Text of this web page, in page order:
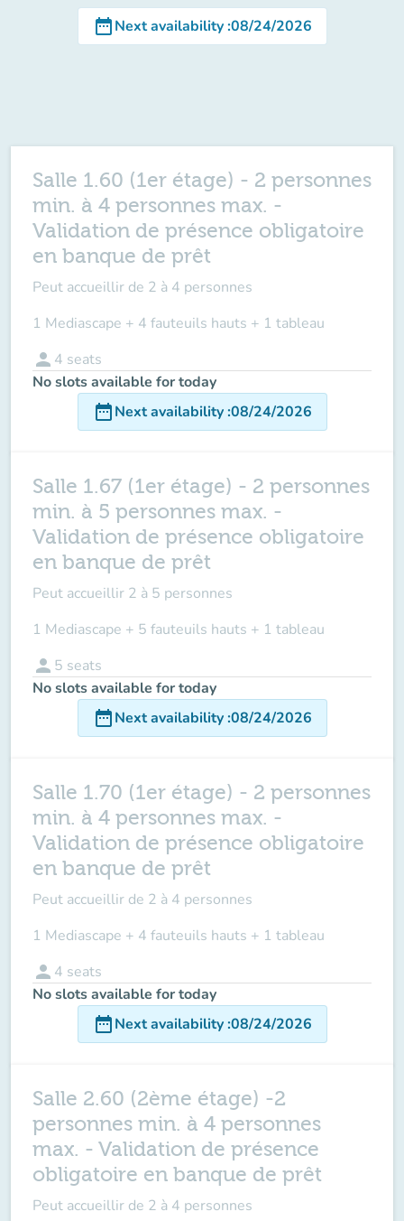
date_rangeNext availability:08/24/2026
Salle 1.60 (1er étage) - 2 personnes
min. à 4 personnes max. -
Validation de présence obligatoire
en banque de prêt
Peut accueillir de 2 à 4 personnes
1 Mediascape + 4 fauteuils hauts + 1 tableau
person 4 seats
No slots available for today
date_rangeNext availability:08/24/2026
Salle 1.67 (1er étage) - 2 personnes
min. à 5 personnes max. -
Validation de présence obligatoire
en banque de prêt
Peut accueillir 2 à 5 personnes
1 Mediascape + 5 fauteuils hauts + 1 tableau
person 5 seats
No slots available for today
date_rangeNext availability:08/24/2026
Salle 1.70 (1er étage) - 2 personnes
min. à 4 personnes max. -
Validation de présence obligatoire
en banque de prêt
Peut accueillir de 2 à 4 personnes
1 Mediascape + 4 fauteuils hauts + 1 tableau
person 4 seats
No slots available for today
date_rangeNext availability:08/24/2026
Salle 2.60 (2ème étage) -2
personnes min. à 4 personnes
max. - Validation de présence
obligatoire en banque de prêt
Peut accueillir de 2 à 4 personnes